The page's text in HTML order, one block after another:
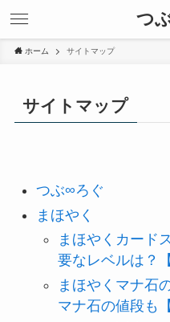
つ
ホーム サイトマップ
サイトマップ
つぶ∞ろぐ
まほやく
まほやくカード
要なレベルは？
まほやくマナ石
マナ石の値段も